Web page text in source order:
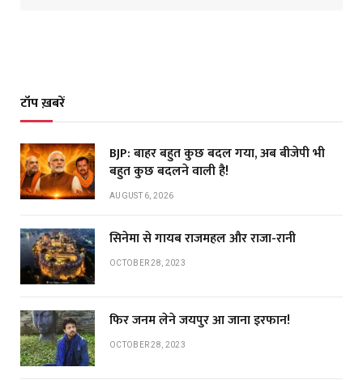
टॉप ख़बरें
BJP: बाहर बहुत कुछ बदल गया, अब बीजेपी भी
बहुत कुछ बदलने वाली है!
AUGUST 6, 2026
सिनेमा से गायब राजमहल और राजा-रानी
OCTOBER 28, 2023
फिर जनम लेने जयपुर आ जाना इरफान!
OCTOBER 28, 2023